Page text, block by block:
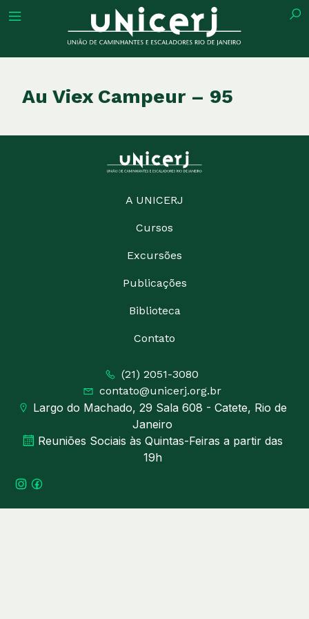
Au Viex Campeur – 95
A UNICERJ
Cursos
Excursões
Publicações
Biblioteca
Contato
(21) 2051-3080
contato@unicerj.org.br
Largo do Machado, 29 Sala 608 - Catete, Rio de
Janeiro
Reuniões Sociais às Quintas-Feiras a partir das
19h